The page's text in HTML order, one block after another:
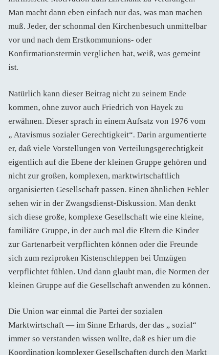
Man macht dann eben einfach nur das, was man machen
muß. Jeder, der schonmal den Kirchenbesuch unmittelbar
vor und nach dem Erstkommunions- oder
Konfirmationstermin verglichen hat, weiß, was gemeint
ist.
Natürlich kann dieser Beitrag nicht zu seinem Ende
kommen, ohne zuvor auch Friedrich von Hayek zu
erwähnen. Dieser sprach in einem Aufsatz von 1976 vom
„ Atavismus sozialer Gerechtigkeit“. Darin argumentierte
er, daß viele Vorstellungen von Verteilungsgerechtigkeit
eigentlich auf die Ebene der kleinen Gruppe gehören und
nicht zur großen, komplexen, marktwirtschaftlich
organisierten Gesellschaft passen. Einen ähnlichen Fehler
sehen wir in der Zwangsdienst-Diskussion. Man denkt
sich diese große, komplexe Gesellschaft wie eine kleine,
familiäre Gruppe, in der auch mal die Eltern die Kinder
zur Gartenarbeit verpflichten können oder die Freunde
sich zum reziproken Kistenschleppen bei Umzügen
verpflichtet fühlen. Und dann glaubt man, die Normen der
kleinen Gruppe auf die Gesellschaft anwenden zu können.
Die Union war einmal die Partei der sozialen
Marktwirtschaft — im Sinne Erhards, der das „ sozial“
immer so verstanden wissen wollte, daß es hier um die
Koordination komplexer Gesellschaften durch den Markt